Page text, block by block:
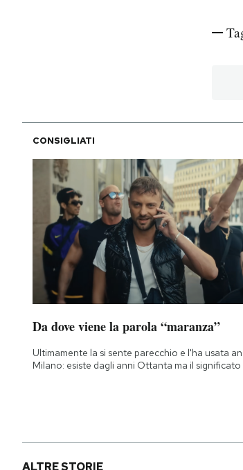
CONSIGLIATI
Da dove viene la parola “maranza”
Ultimamente la si sente parecchio e l'ha usata
Milano: esiste dagli anni Ottanta ma il
ALTRE STORIE